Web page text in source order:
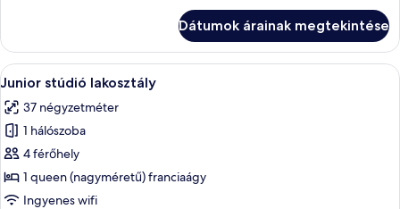
Dátumok árainak megtekintése
A
következő
szoba
összes
képének
megtekintése:
Junior
Egy modern nappali, amelyben van
5
Junior stúdió lakosztály
37 négyzetméter
1 hálószoba
4 férőhely
1 queen (nagyméretű) franciaágy
Ingyenes wifi